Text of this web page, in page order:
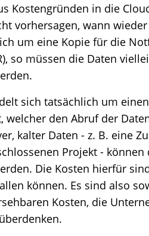
Kostengründen in die
vorhersagen, wann
um eine Kopie für die
so müssen die Daten
sich tatsächlich um
welcher den Abruf der
kalter Daten - z. B. eine
Projekt -
Die Kosten hierfür
können. Es sind also
Kosten, die